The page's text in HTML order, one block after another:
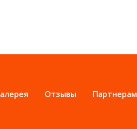
Отзывы Партнерам